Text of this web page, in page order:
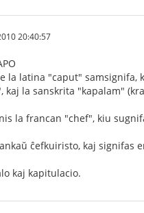
20:40:57
la latina "caput" samsignifa,
kaj la sanskrita "kapalam"
la francan "chef", kiu
ĉefkuiristo, kaj signifas
kaj kapitulacio.